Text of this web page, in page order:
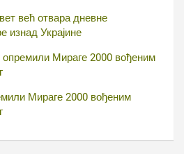
већ отвара дневне
изнад Украјине
Мираге 2000 вођеним
Мираге 2000 вођеним